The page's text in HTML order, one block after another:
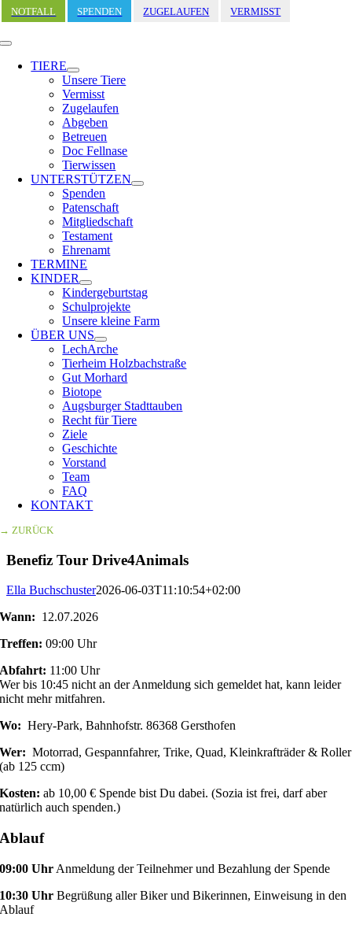
Zum
Inhalt
springen
NOTFALL SPENDEN ZUGELAUFEN VERMISST
Toggle
Navigation
TIERE
Unsere Tiere
Vermisst
Zugelaufen
Abgeben
Betreuen
Doc Fellnase
Tierwissen
UNTERSTÜTZEN
Spenden
Patenschaft
Mitgliedschaft
Testament
Ehrenamt
TERMINE
KINDER
Kindergeburtstag
Schulprojekte
Unsere kleine Farm
ÜBER UNS
LechArche
Tierheim Holzbachstraße
Gut Morhard
Biotope
Augsburger Stadttauben
Recht für Tiere
Ziele
Geschichte
Vorstand
Team
FAQ
KONTAKT
→ ZURÜCK
Benefiz Tour Drive4Animals
Ella Buchschuster2026-06-03T11:10:54+02:00
Wann: 12.07.2026
Treffen: 09:00 Uhr
Abfahrt: 11:00 Uhr
Wer bis 10:45 nicht an der Anmeldung sich gemeldet hat, kann leider
nicht mehr mitfahren.
Wo: Hery-Park, Bahnhofstr. 86368 Gersthofen
Wer: Motorrad, Gespannfahrer, Trike, Quad, Kleinkrafträder & Roller
(ab 125 ccm)
Kosten: ab 10,00 € Spende bist Du dabei. (Sozia ist frei, darf aber
natürlich auch spenden.)
Ablauf
09:00 Uhr Anmeldung der Teilnehmer und Bezahlung der Spende
10:30 Uhr Begrüßung aller Biker und Bikerinnen, Einweisung in den
Ablauf